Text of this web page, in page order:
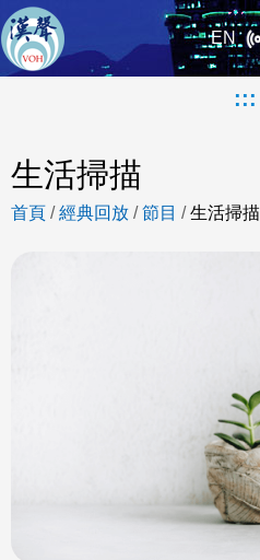
EN
:::
生活掃描
首頁 /經典回放 /節目 /生活掃描